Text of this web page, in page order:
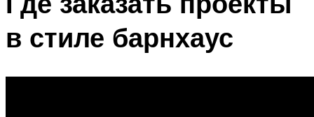
в стиле барнхаус